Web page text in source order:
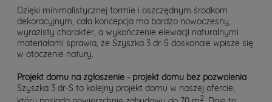
Dzięki minimalistycznej formie i oszczędnym środkom
dekoracyjnym, cała koncepcja ma bardzo nowoczesny,
wyrazisty charakter, a wykończenie elewacji naturalnymi
materiałami sprawia, że Szyszka 3 dr-S doskonale wpisze się
w otoczenie natury.
Projekt domu na zgłoszenie - projekt domu bez pozwolenia
Szyszka 3 dr-S to kolejny projekt domu w naszej ofercie,
2